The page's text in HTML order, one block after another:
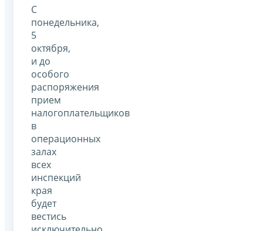
С
понедельника,
5
октября,
и до
особого
распоряжения
прием
налогоплательщиков
в
операционных
залах
всех
инспекций
края
будет
вестись